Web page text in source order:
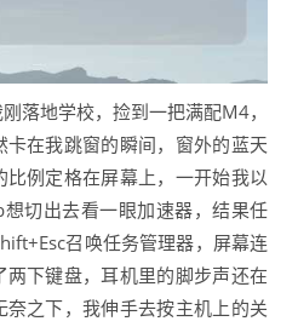
落地学校，捡到一把满配M4，
在我跳窗的瞬间，窗外的蓝天
例定格在屏幕上，一开始我以
切出去看一眼加速器，结果任
召唤任务管理器，屏幕连
下键盘，耳机里的脚步声还在
之下，我伸手去按主机上的关